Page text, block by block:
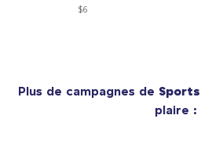
$6
Plus de campagnes de Sports
plaire :